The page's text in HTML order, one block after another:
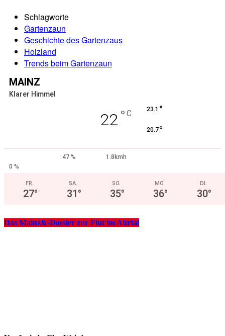
Schlagworte
Gartenzaun
Geschichte des Gartenzaus
Holzland
Trends beim Gartenzaun
MAINZ
Klarer Himmel
22 ° C 23.1 °
20.7°
47 %
1.8kmh
0 %
FR.
27°
SA.
31°
SO.
35°
MO.
36°
DI.
30°
Das Mainz&-Dossier zur Flut im Ahrtal